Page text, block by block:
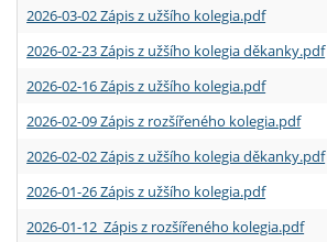
2026-03-02 Zápis z užšího kolegia.pdf
2026-02-23 Zápis z užšího kolegia děkanky.pdf
2026-02-16 Zápis z užšího kolegia.pdf
2026-02-09 Zápis z rozšířeného kolegia.pdf
2026-02-02 Zápis z užšího kolegia děkanky.pdf
2026-01-26 Zápis z užšího kolegia.pdf
2026-01-12 Zápis z rozšířeného kolegia.pdf